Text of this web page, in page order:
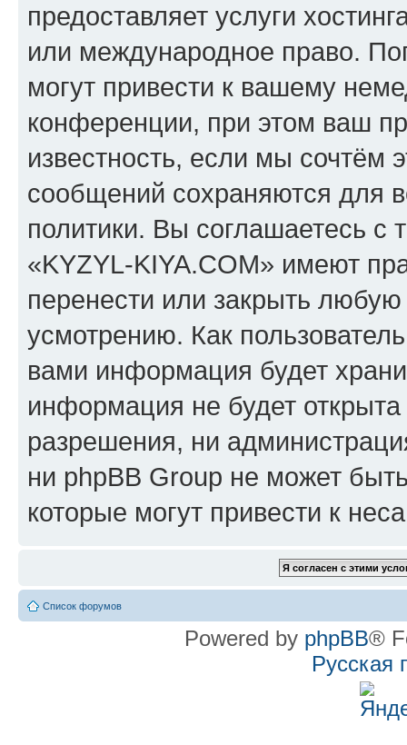
предоставляет услуги
или международное право.
могут привести к вашему
конференции, при этом ваш
известность, если мы сочтём
сообщений сохраняются для
политики. Вы соглашаетесь
«KYZYL-KIYA.COM» имеют
перенести или закрыть
усмотрению. Как
вами информация будет
информация не будет
разрешения, ни
ни phpBB Group не может
которые могут привести к
Список форумов
Powered by phpBB®
Русская